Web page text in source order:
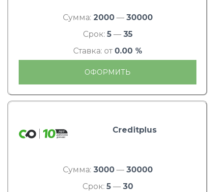
Сумма: 2000— 30000
Срок: 5— 35
Ставка: от 0.00 %
ОФОРМИТЬ
Creditplus
Сумма: 3000— 30000
Срок: 5— 30